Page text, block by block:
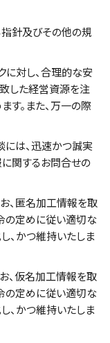
針及びその他の規
に対し、合理的な安
した経営資源を注
す。また、万一の際
は、迅速かつ誠実
に関するお問合せの
、匿名加工情報を取
の定めに従い適切な
、かつ維持いたしま
、仮名加工情報を取
の定めに従い適切な
、かつ維持いたしま